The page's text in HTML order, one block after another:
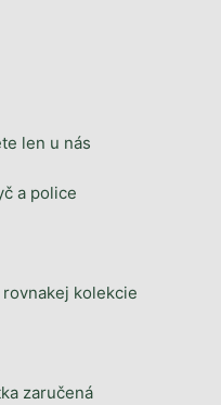
len u nás
a police
rovnakej kolekcie
zaručená